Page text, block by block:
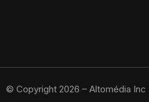
© Copyright 2026 – Altomédia Inc |